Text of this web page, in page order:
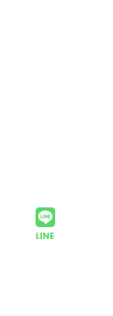
LINE